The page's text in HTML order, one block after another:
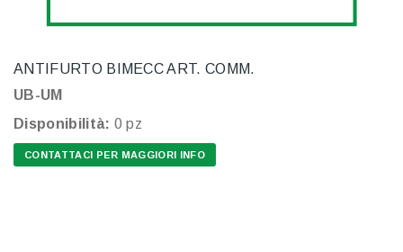
ANTIFURTO BIMECC ART. COMM.
UB-UM
Disponibilità: 0 pz
CONTATTACI PER MAGGIORI INFO